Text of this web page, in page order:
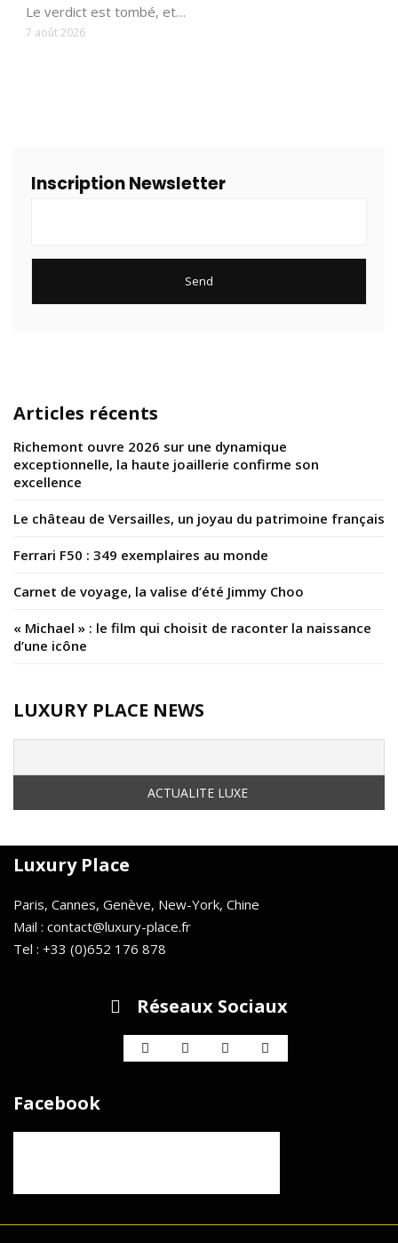
Le verdict est tombé, et…
7 août 2026
Inscription Newsletter
Articles récents
Richemont ouvre 2026 sur une dynamique
exceptionnelle, la haute joaillerie confirme son
excellence
Le château de Versailles, un joyau du patrimoine français
Ferrari F50 : 349 exemplaires au monde
Carnet de voyage, la valise d’été Jimmy Choo
« Michael » : le film qui choisit de raconter la naissance
d’une icône
LUXURY PLACE NEWS
Luxury Place
Paris, Cannes, Genève, New-York, Chine
Mail : contact@luxury-place.fr
Tel : +33 (0)652 176 878
Réseaux Sociaux
Facebook